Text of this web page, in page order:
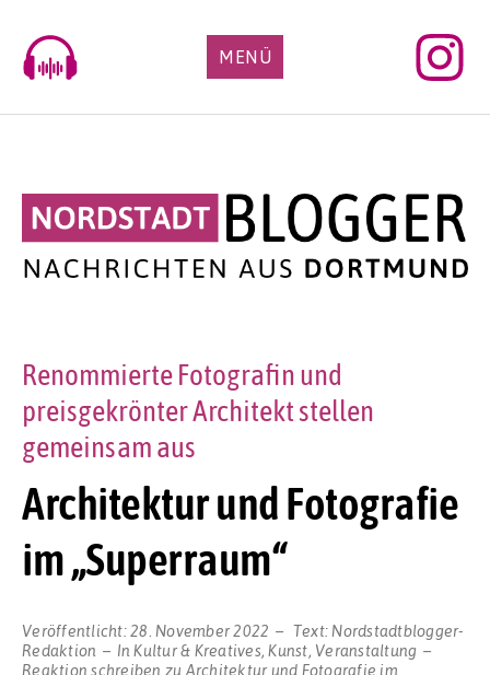
content
MENÜ
Architektur und Fotografie
im „Superraum“
Renommierte Fotografin und
preisgekrönter Architekt stellen
gemeinsam aus
Veröffentlicht:28. November 2022 Text: Nordstadtblogger-
Redaktion
InKultur & Kreatives,Kunst, Veranstaltung
Reaktion schreiben zu Architektur und Fotografie im